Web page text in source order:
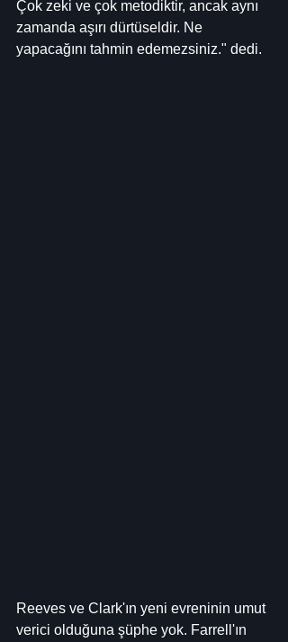
Çok zeki ve çok metodiktir, ancak aynı
zamanda aşırı dürtüseldir. Ne
yapacağını tahmin edemezsiniz." dedi.
Reeves ve Clark'ın yeni evreninin umut
verici olduğuna şüphe yok. Farrell'ın